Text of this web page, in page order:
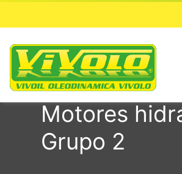
al
contenidoMotores
Grupo 2